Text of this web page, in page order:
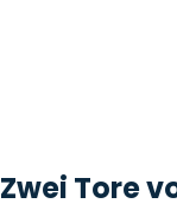
Zwei Tore